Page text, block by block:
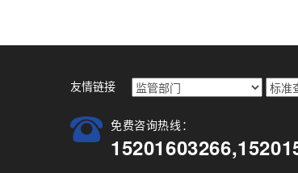
友情链接
免费咨询热线：